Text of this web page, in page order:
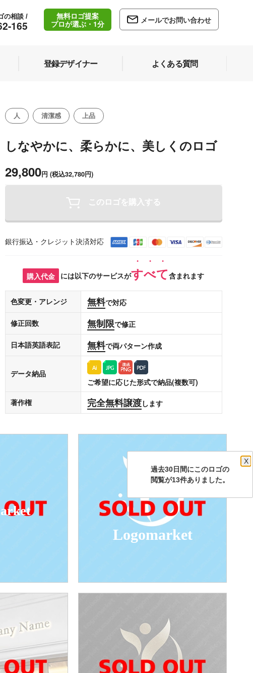
165
の相談 /
無料ロゴ提案
プロが選ぶ・1分
メールでお問い合わせ
登録デザイナー よくある質問
人 清潔感 上品
しなやかに、柔らかに、美しくのロゴ
29,800円 (税込32,780円)
このロゴを購入する
銀行振込・クレジット決済対応
購入代金 には以下のサービスがすべて含まれます
色変更・アレンジ 無料で対応
修正回数 無制限で修正
日本語英語表記 無料で両パターン作成
データ納品
ご希望に応じた形式で納品(複数可)
著作権
完全無料譲渡します
Logomarket
過去30日間にこのロゴの
X
閲覧が13件ありました。